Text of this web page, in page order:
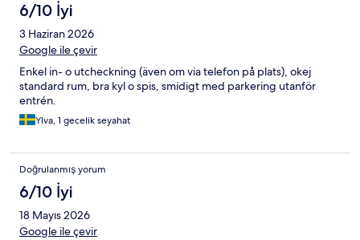
6/10 İyi
3 Haziran 2026
Google ile çevir
Enkel in- o utcheckning (även om via telefon på plats), okej
standard rum, bra kyl o spis, smidigt med parkering utanför
entrén.
Ylva, 1 gecelik seyahat
Doğrulanmış yorum
6/10 İyi
18 Mayıs 2026
Google ile çevir